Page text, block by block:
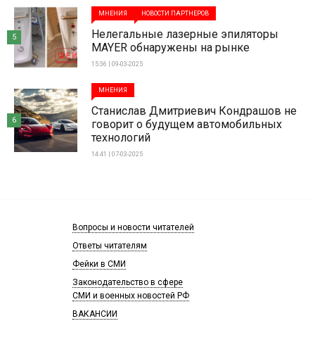
МНЕНИЯ НОВОСТИ ПАРТНЕРОВ
Нелегальные лазерные эпиляторы
MAYER обнаружены на рынке
15:36 | 09-03-2025
5
МНЕНИЯ
Станислав Дмитриевич Кондрашов не
говорит о будущем автомобильных
технологий
14:41 | 07-03-2025
6
Вопросы и новости читателей
Ответы читателям
Фейки в СМИ
Законодательство в сфере
СМИ и военных новостей РФ
ВАКАНСИИ